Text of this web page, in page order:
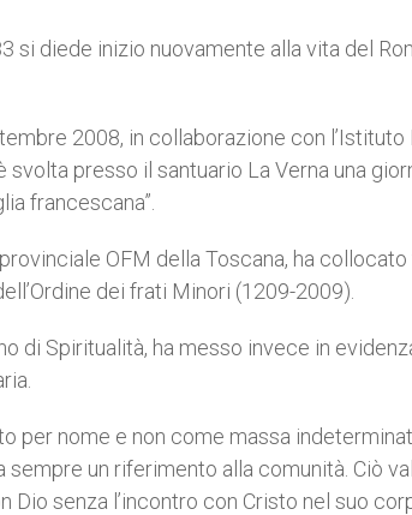
si diede inizio nuovamente alla vita del
2008, in collaborazione con l’Istituto
presso il santuario La Verna una
francescana”.
OFM della Toscana, ha
dei frati Minori (1209-2009).
di Spiritualità, ha messo invece in
per nome e non come massa
un riferimento alla comunità. Ciò
senza l’incontro con Cristo nel suo